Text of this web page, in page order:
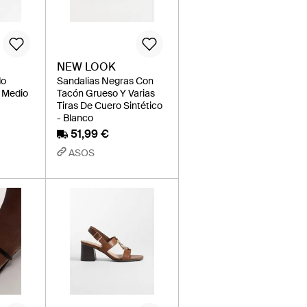
NEW LOOK
Sandalias Negras Con
Tacón Grueso Y Varias
Tiras De Cuero Sintético
- Blanco
51,99 €
ASOS